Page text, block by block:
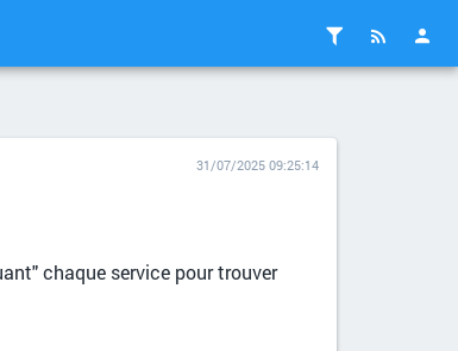
31/07/2025 09:25:14
chaque service pour trouver